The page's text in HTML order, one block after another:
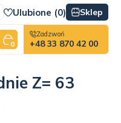
Ulubione (0) Sklep
0
Zadzwoń
+48 33 870 42 00
Z= 63